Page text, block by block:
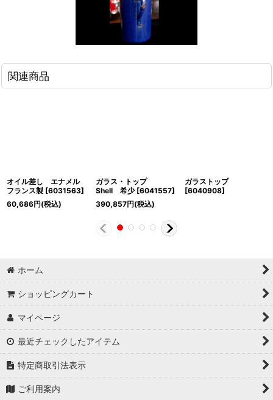
関連商品
オイル差し エナメル
フランス製 [6031563]
60,686円(税込)
ガラス・トップ
Shell 希少 [6041557]
390,857円(税込)
ガラストップ
[6040908]
ホーム
ショッピングカート
マイページ
最近チェックしたアイテム
特定商取引法表示
ご利用案内